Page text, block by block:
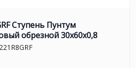
Ступень Пунтум
обрезной 30x60x0,8